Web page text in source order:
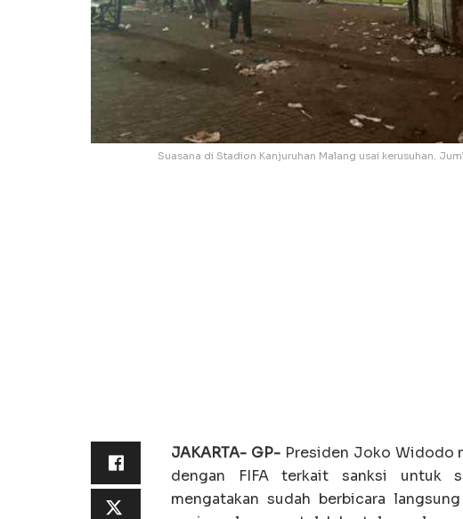
Suasana di Stadion Kanjuruhan Malang usai kerusuhan.
JAKARTA- GP-Presiden Joko Widodo
dengan FIFA terkait sanksi untuk
mengatakan sudah berbicara